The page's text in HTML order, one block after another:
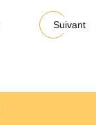
Suivant